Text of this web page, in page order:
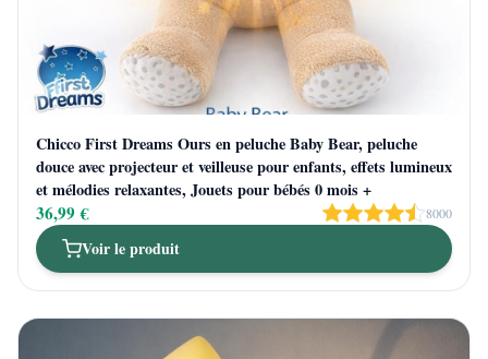
Chicco First Dreams Ours en peluche Baby Bear, peluche
douce avec projecteur et veilleuse pour enfants, effets lumineux
et mélodies relaxantes, Jouets pour bébés 0 mois +
36,99 € 8000
Voir le produit